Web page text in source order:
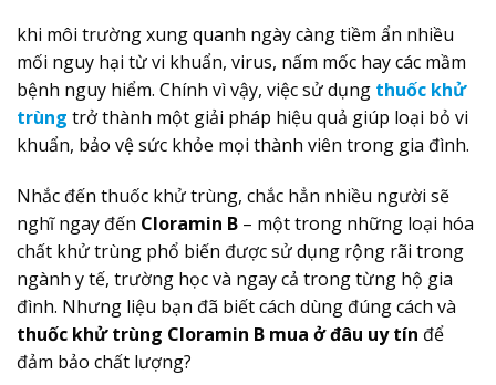
khi môi trường xung quanh ngày càng tiềm ẩn nhiều
mối nguy hại từ vi khuẩn, virus, nấm mốc hay các mầm
bệnh nguy hiểm. Chính vì vậy, việc sử dụng thuốc khử
trùng trở thành một giải pháp hiệu quả giúp loại bỏ vi
khuẩn, bảo vệ sức khỏe mọi thành viên trong gia đình.
Nhắc đến thuốc khử trùng, chắc hẳn nhiều người sẽ
nghĩ ngay đến Cloramin B – một trong những loại hóa
chất khử trùng phổ biến được sử dụng rộng rãi trong
ngành y tế, trường học và ngay cả trong từng hộ gia
đình. Nhưng liệu bạn đã biết cách dùng đúng cách và
thuốc khử trùng Cloramin B mua ở đâu uy tín để
đảm bảo chất lượng?